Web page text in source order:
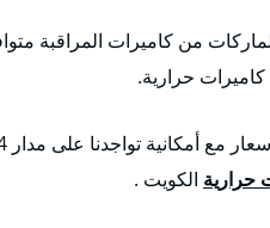
من كاميرات المراقبة
حرارية.
حرارية الكويت .